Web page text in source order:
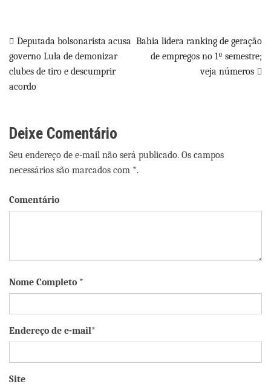
Navegação
de
Post
Deputada bolsonarista acusa
governo Lula de demonizar
clubes de tiro e descumprir
acordo
Bahia lidera ranking de geração
de empregos no 1º semestre;
veja números
Deixe Comentário
Seu endereço de e-mail não será publicado. Os campos
necessários são marcados com *.
Comentário
Nome Completo *
Endereço de e-mail*
Site